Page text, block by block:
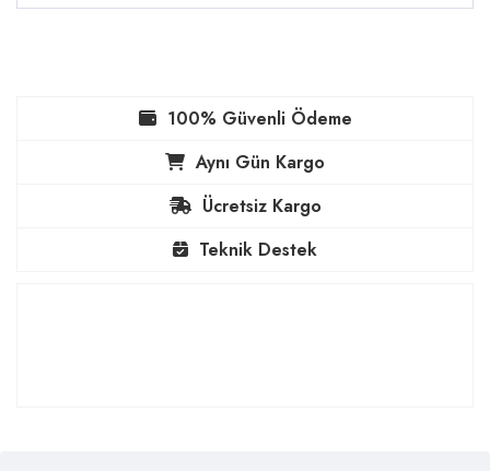
100% Güvenli Ödeme
Aynı Gün Kargo
Ücretsiz Kargo
Teknik Destek